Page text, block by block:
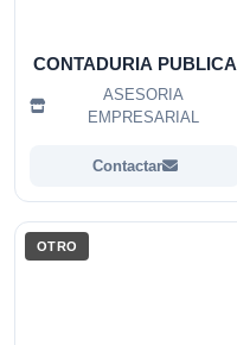
CONTADURIA PUBLICA
ASESORIA
EMPRESARIAL
Contactar
OTRO